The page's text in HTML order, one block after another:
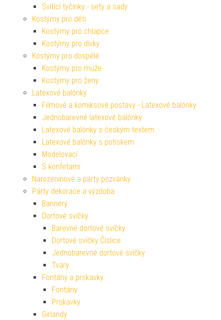
Svítící tyčinky - sety a sady
Kostýmy pro děti
Kostýmy pro chlapce
Kostýmy pro dívky
Kostýmy pro dospělé
Kostýmy pro muže
Kostýmy pro ženy
Latexové balónky
Filmové a komiksové postavy - Latexové balónky
Jednobarevné latexové balónky
Latexové balónky s českým textem
Latexové balónky s potiskem
Modelovací
S konfetami
Narozeninové a párty pozvánky
Párty dekorace a výzdoba
Bannery
Dortové svíčky
Barevné dortové svíčky
Dortové svíčky Číslice
Jednobarevné dortové svíčky
Tvary
Fontány a prskavky
Fontány
Prskavky
Girlandy